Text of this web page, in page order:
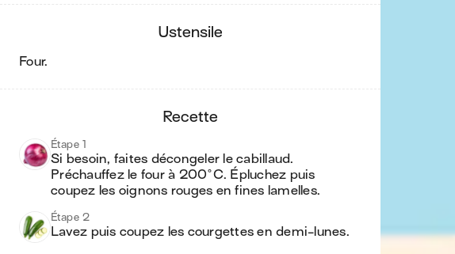
ustensile
four.
recette
Étape 1
Si besoin, faites décongeler le cabillaud.
Préchauffez le four à 200°C. Épluchez puis
coupez les oignons rouges en fines lamelles.
Étape 2
Lavez puis coupez les courgettes en demi-lunes.